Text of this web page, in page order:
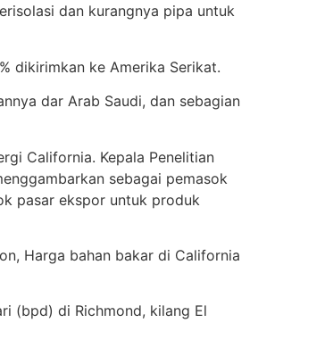
dan kurangnya pipa untuk
dikirimkan ke Amerika Serikat.
dar Arab Saudi, dan sebagian
California. Kepala Penelitian
sebagai pemasok
pasar ekspor untuk produk
Harga bahan bakar di California
(bpd) di Richmond, kilang El